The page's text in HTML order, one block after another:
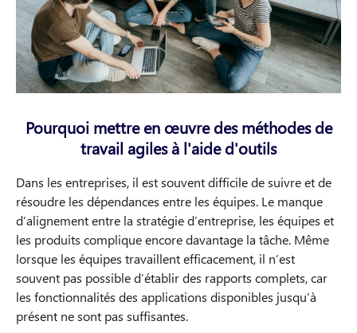
Pourquoi mettre en œuvre des méthodes de
travail agiles à l'aide d'outils
Dans les entreprises, il est souvent difficile de suivre et de
résoudre les dépendances entre les équipes. Le manque
d’alignement entre la stratégie d’entreprise, les équipes et
les produits complique encore davantage la tâche. Même
lorsque les équipes travaillent efficacement, il n’est
souvent pas possible d’établir des rapports complets, car
les fonctionnalités des applications disponibles jusqu’à
présent ne sont pas suffisantes.